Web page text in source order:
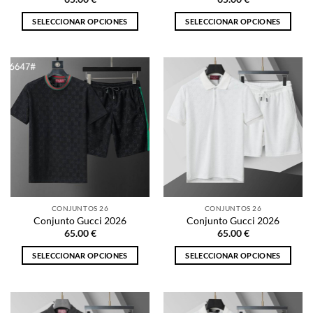
SELECCIONAR OPCIONES
tiene
múltiples
variantes.
opciones
pueden
en
la
página
de
SELECCIONAR OPCIONES
tiene
múltiples
variantes.
opciones
pueden
elegir
en
la
página
de
CONJUNTOS 26
Conjunto Gucci 2026
65.00€
SELECCIONAR OPCIONES
tiene
CONJUNTOS 26
Conjunto Gucci 2026
65.00€
SELECCIONAR OPCIONES
tiene